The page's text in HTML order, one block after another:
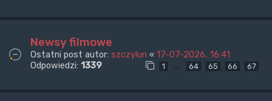
Newsy filmowe
Ostatni post autor: szczylun « 17-07-2026, 16:41
Odpowiedzi: 1339 1 … 64 65 66 67